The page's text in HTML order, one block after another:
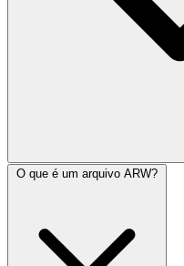
O que é um arquivo ARW?